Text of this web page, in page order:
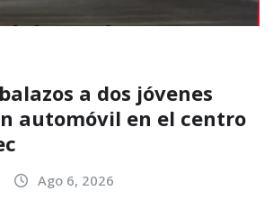
a dos jóvenes
automóvil en el centro
Ago 6, 2026